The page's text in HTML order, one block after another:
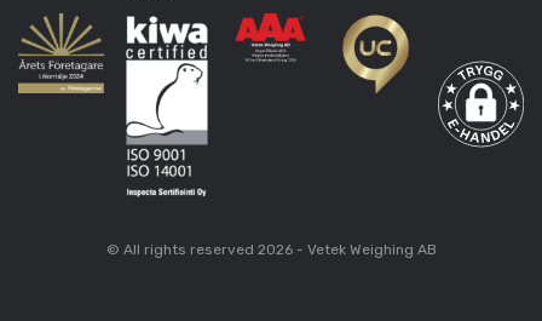
© All rights reserved 2026 - Vetek Weighing AB